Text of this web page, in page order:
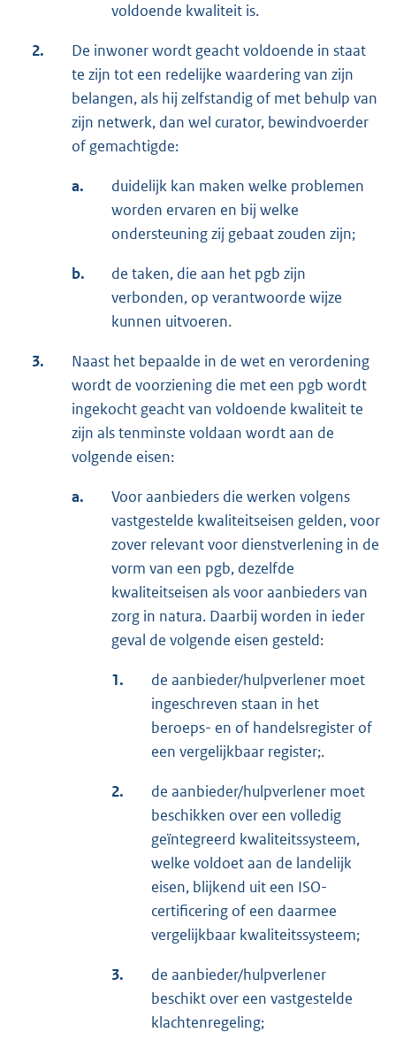
voldoende kwaliteit is.
2.
De inwoner wordt geacht voldoende in staat
te zijn tot een redelijke waardering van zijn
belangen, als hij zelfstandig of met behulp van
zijn netwerk, dan wel curator, bewindvoerder
of gemachtigde:
a.
duidelijk kan maken welke problemen
worden ervaren en bij welke
ondersteuning zij gebaat zouden zijn;
b.
de taken, die aan het pgb zijn
verbonden, op verantwoorde wijze
kunnen uitvoeren.
3.
Naast het bepaalde in de wet en verordening
wordt de voorziening die met een pgb wordt
ingekocht geacht van voldoende kwaliteit te
zijn als tenminste voldaan wordt aan de
volgende eisen:
a.
Voor aanbieders die werken volgens
vastgestelde kwaliteitseisen gelden, voor
zover relevant voor dienstverlening in de
vorm van een pgb, dezelfde
kwaliteitseisen als voor aanbieders van
zorg in natura. Daarbij worden in ieder
geval de volgende eisen gesteld:
1.
de aanbieder/hulpverlener moet
ingeschreven staan in het
beroeps- en of handelsregister of
een vergelijkbaar register;.
2.
de aanbieder/hulpverlener moet
beschikken over een volledig
geïntegreerd kwaliteitssysteem,
welke voldoet aan de landelijk
eisen, blijkend uit een ISO-
certificering of een daarmee
vergelijkbaar kwaliteitssysteem;
3.
de aanbieder/hulpverlener
beschikt over een vastgestelde
klachtenregeling;